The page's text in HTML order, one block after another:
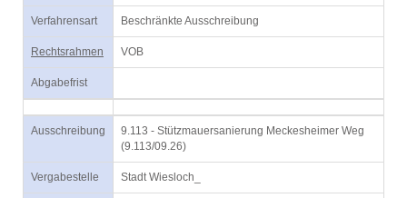
Verfahrensart Beschränkte Ausschreibung
Rechtsrahmen VOB
Abgabefrist
Ausschreibung
9.113 - Stützmauersanierung Meckesheimer Weg
(9.113/09.26)
Vergabestelle Stadt Wiesloch_